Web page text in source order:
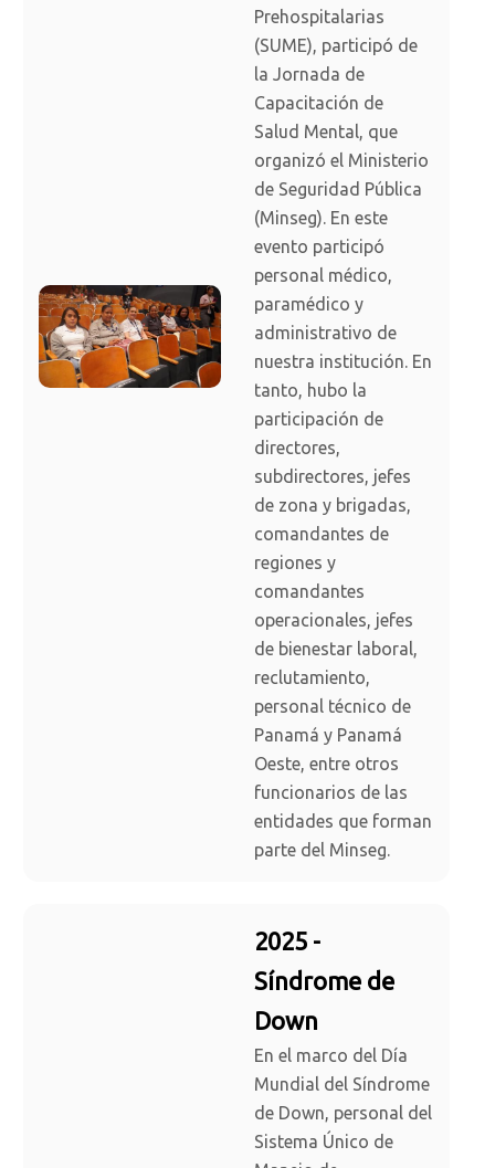
Prehospitalarias
(SUME), participó de
la Jornada de
Capacitación de
Salud Mental, que
organizó el Ministerio
de Seguridad Pública
(Minseg). En este
evento participó
personal médico,
paramédico y
administrativo de
nuestra institución. En
tanto, hubo la
participación de
directores,
subdirectores, jefes
de zona y brigadas,
comandantes de
regiones y
comandantes
operacionales, jefes
de bienestar laboral,
reclutamiento,
personal técnico de
Panamá y Panamá
Oeste, entre otros
funcionarios de las
entidades que forman
parte del Minseg.
2025 -
Síndrome de
Down
En el marco del Día
Mundial del Síndrome
de Down, personal del
Sistema Único de